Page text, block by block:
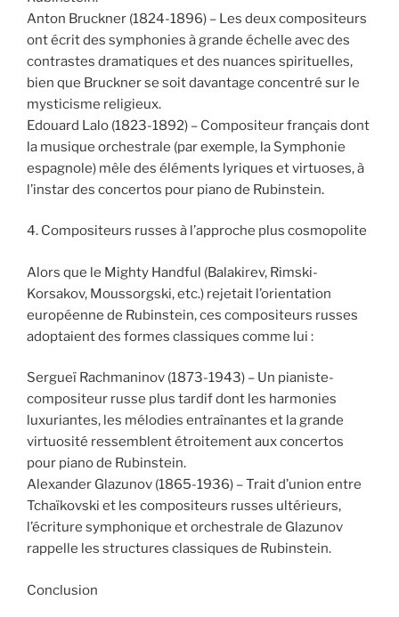
Anton Bruckner (1824-1896) – Les deux compositeurs
ont écrit des symphonies à grande échelle avec des
contrastes dramatiques et des nuances spirituelles,
bien que Bruckner se soit davantage concentré sur le
mysticisme religieux.
Edouard Lalo (1823-1892) – Compositeur français dont
la musique orchestrale (par exemple, la Symphonie
espagnole) mêle des éléments lyriques et virtuoses, à
l’instar des concertos pour piano de Rubinstein.
4. Compositeurs russes à l’approche plus cosmopolite
Alors que le Mighty Handful (Balakirev, Rimski-
Korsakov, Moussorgski, etc.) rejetait l’orientation
européenne de Rubinstein, ces compositeurs russes
adoptaient des formes classiques comme lui :
Sergueï Rachmaninov (1873-1943) – Un pianiste-
compositeur russe plus tardif dont les harmonies
luxuriantes, les mélodies entraînantes et la grande
virtuosité ressemblent étroitement aux concertos
pour piano de Rubinstein.
Alexander Glazunov (1865-1936) – Trait d’union entre
Tchaïkovski et les compositeurs russes ultérieurs,
l’écriture symphonique et orchestrale de Glazunov
rappelle les structures classiques de Rubinstein.
Conclusion